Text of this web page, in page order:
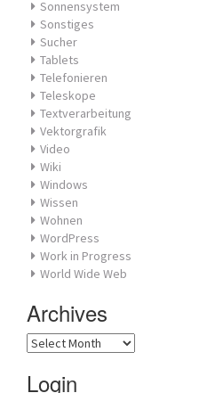
Sonnensystem
Sonstiges
Sucher
Tablets
Telefonieren
Teleskope
Textverarbeitung
Vektorgrafik
Video
Wiki
Windows
Wissen
Wohnen
WordPress
Work in Progress
World Wide Web
Archives
Archives
Login